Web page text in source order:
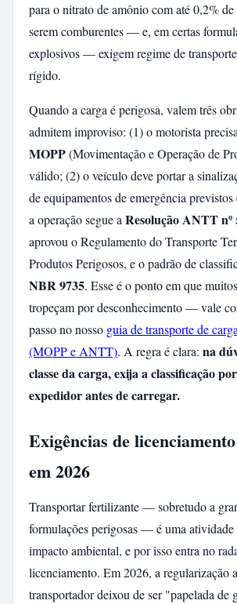
para o nitrato de amônio com até 0,2%
serem comburentes — e, em certas
explosivos — exigem regime de
rígido.
Quando a carga é perigosa, valem três
admitem improviso: (1) o motorista
MOPP(Movimentação e Operação de
válido; (2) o veículo deve portar a
de equipamentos de emergência
a operação segue aResolução ANTT nº
aprovou o Regulamento do Transporte
Produtos Perigosos, e o padrão de
NBR 9735. Esse é o ponto em que
tropeçam por desconhecimento — vale
passo no nosso guia de transporte de
(MOPP e ANTT). A regra é clara: na
classe da carga, exija a classificação
expedidor antes de carregar.
Exigências de
em 2026
Transportar fertilizante — sobretudo a
formulações perigosas — é uma
impacto ambiental, e por isso entra no
licenciamento. Em 2026, a regularização
transportador deixou de ser "papelada de